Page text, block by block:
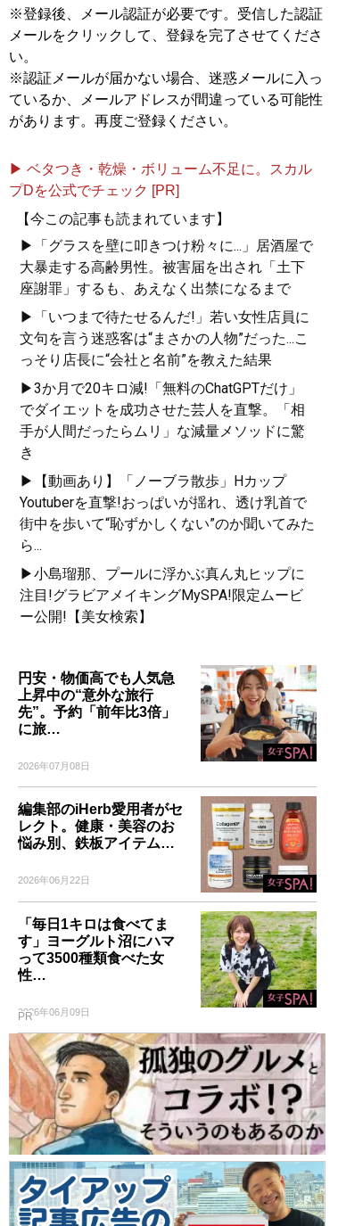
※登録後、メール認証が必要です。受信した認証
メールをクリックして、登録を完了させてくださ
い。
※認証メールが届かない場合、迷惑メールに入っ
ているか、メールアドレスが間違っている可能性
があります。再度ご登録ください。
▶ ベタつき・乾燥・ボリューム不足に。スカル
プDを公式でチェック [PR]
【今この記事も読まれています】
▶「グラスを壁に叩きつけ粉々に...」居酒屋で
大暴走する高齢男性。被害届を出され「土下
座謝罪」するも、あえなく出禁になるまで
▶「いつまで待たせるんだ!」若い女性店員に
文句を言う迷惑客は“まさかの人物”だった...こ
っそり店長に“会社と名前”を教えた結果
▶3か月で20キロ減!「無料のChatGPTだけ」
でダイエットを成功させた芸人を直撃。「相
手が人間だったらムリ」な減量メソッドに驚
き
▶【動画あり】「ノーブラ散歩」Hカップ
Youtuberを直撃!おっぱいが揺れ、透け乳首で
街中を歩いて“恥ずかしくない”のか聞いてみた
ら...
▶小島瑠那、プールに浮かぶ真ん丸ヒップに
注目!グラビアメイキングMySPA!限定ムービ
ー公開!【美女検索】
円安・物価高でも人気急
上昇中の“意外な旅行
先”。予約「前年比3倍」
に旅…
2026年07月08日
編集部のiHerb愛用者がセ
レクト。健康・美容のお
悩み別、鉄板アイテム…
2026年06月22日
「毎日1キロは食べてま
す」ヨーグルト沼にハマ
って3500種類食べた女
性…
2026年06月09日
PR